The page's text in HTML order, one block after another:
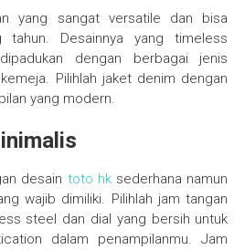
yang sangat versatile dan bisa
tahun. Desainnya yang timeless
dengan berbagai jenis
Pilihlah jaket denim dengan
yang modern.
desain toto hksederhana namun
wajib dimiliki. Pilihlah jam tangan
steel dan dial yang bersih untuk
dalam penampilanmu. Jam